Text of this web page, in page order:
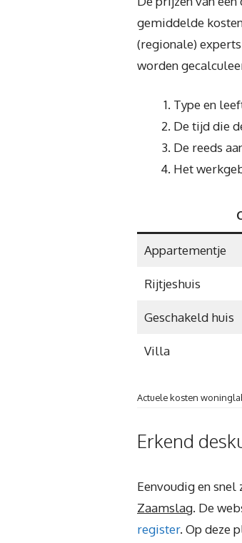
gemiddelde
(regionale)
worden
Type en
De tijd die
De reeds
Het
Appartementje
Rijtjeshuis
Geschakeld huis
Villa
Actuele kosten
Erkend
Eenvoudig en snel
Zaamslag. De
register. Op deze